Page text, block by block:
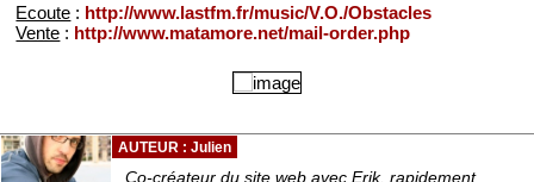
Ecoute : http://www.lastfm.fr/music/V.O./Obstacles
Vente : http://www.matamore.net/mail-order.php
AUTEUR : Julien
Co-créateur du site web avec Erik, rapidement